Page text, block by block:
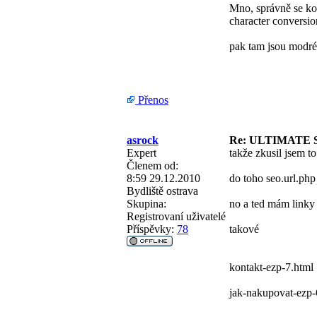
Mno, správně se
character
pak tam jsou
Přenos
asrock
Re: ULTIMATE
Expert
Členem od:
8:59 29.12.2010
Bydliště ostrava
Skupina:
Registrovaní uživatelé
Příspěvky: 78
takže zkusil jsem
do toho seo.url.php
no a ted mám linky
takové
kontakt-ezp-7.html
jak-nakupovat-